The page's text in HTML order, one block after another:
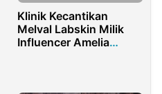
Klinik Kecantikan
Melval Labskin Milik
Influencer Amelia